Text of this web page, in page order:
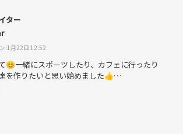
ター
:1月22日 12:52
😊一緒にスポーツしたり、カフェに行ったり
を作りたいと思い始めました👍